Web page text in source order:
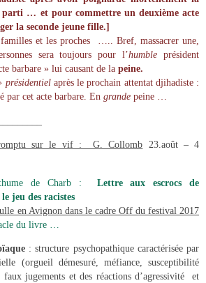
parti … et pour commettre un deuxième acte
la seconde jeune fille.]
familles et les proches ….. Bref, massacrer une,
sera toujours pour l’humble président
barbare » lui causant de la peine.
présidentiel après le prochain attentat djihadiste :
par cet acte barbare. En grande peine …
sur le vif : G. Collomb 23.août – 4
de Charb : Lettre aux escrocs de
jeu des racistes
en Avignon dans le cadre Off du festival 2017
du livre …
: structure psychopathique caractérisée par
(orgueil démesuré, méfiance, susceptibilité
faux jugements et des réactions d’agressivité et